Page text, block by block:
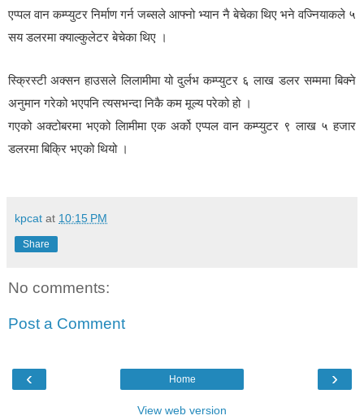
एप्पल वान कम्प्युटर निर्माण गर्न जब्सले आफ्नो भ्यान नै बेचेका थिए भने वज्नियाकले ५
सय डलरमा क्याल्कुलेटर बेचेका थिए ।
स्क्रिस्टी अक्सन हाउसले लिलामीमा यो दुर्लभ कम्प्युटर ६ लाख डलर सम्ममा बिक्ने
अनुमान गरेको भएपनि त्यसभन्दा निकै कम मूल्य परेको हो ।
गएको अक्टोबरमा भएको लिामीमा एक अर्को एप्पल वान कम्प्युटर ९ लाख ५ हजार
डलरमा बिक्रि भएको थियो ।
kpcat at 10:15 PM
Share
No comments:
Post a Comment
‹ ›
Home
View web version